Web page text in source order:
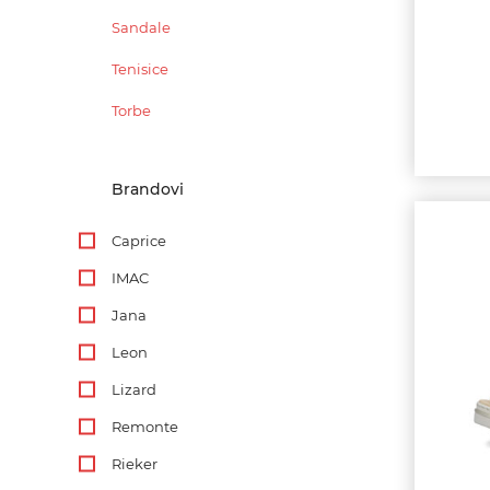
Sandale
Tenisice
Torbe
Brandovi
Caprice
IMAC
Jana
Leon
Lizard
Remonte
Rieker